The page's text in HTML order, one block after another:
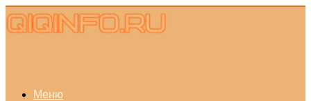
Меню